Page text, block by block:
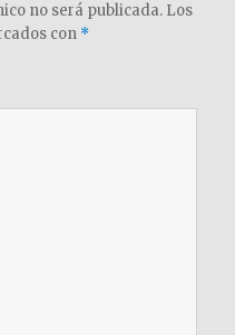
no será publicada. Los
con *